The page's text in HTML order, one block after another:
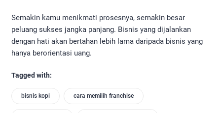
Semakin kamu menikmati prosesnya, semakin besar
peluang sukses jangka panjang. Bisnis yang dijalankan
dengan hati akan bertahan lebih lama daripada bisnis yang
hanya berorientasi uang.
Tagged with:
bisnis kopi cara memilih franchise